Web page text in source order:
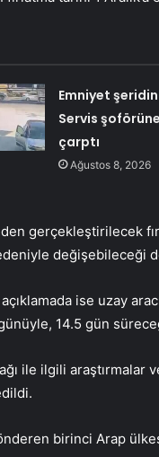
Emniyet
Servis
çarptı
Ağustos 8, 2026
gerçekleştirilecek
değişebileceği
ise uzay
14.5 gün
ile ilgili araştırmalar
birinci Arap